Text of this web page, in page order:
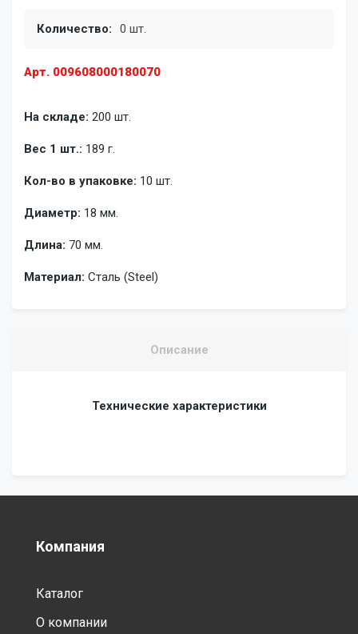
Арт. 009608000180070
На складе: 200 шт.
Вес 1 шт.: 189 г.
Кол-во в упаковке: 10 шт.
Диаметр: 18 мм.
Длина: 70 мм.
Материал: Сталь (Steel)
Количество: 0 шт.
Описание
Технические характеристики
Компания
Каталог
О компании